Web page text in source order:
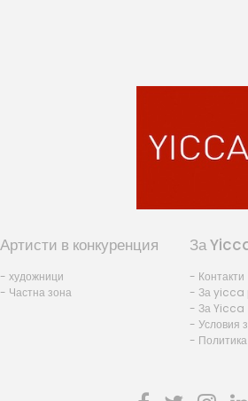
Артисти в конкуренция
- художници
- Частна зона
За
- Контакти
- За yicca
- За Yicca
- Условия
-